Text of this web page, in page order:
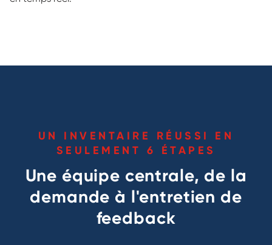
UN INVENTAIRE RÉUSSI EN
SEULEMENT 6 ÉTAPES
Une équipe centrale, de la
demande à l'entretien de
feedback